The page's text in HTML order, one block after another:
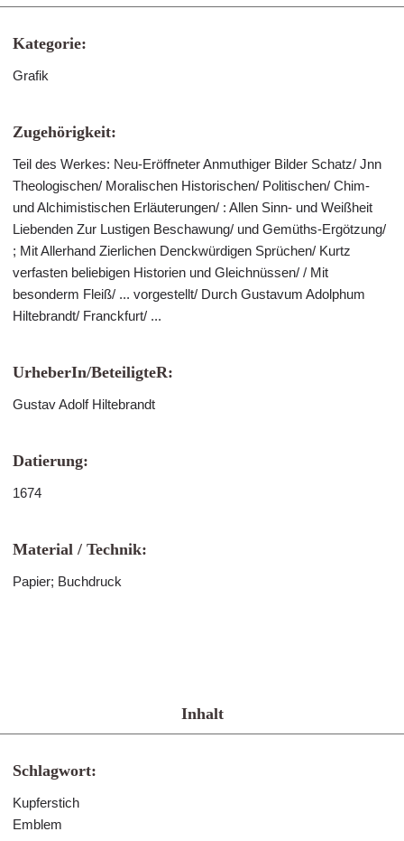
Kategorie:
Grafik
Zugehörigkeit:
Teil des Werkes: Neu-Eröffneter Anmuthiger Bilder Schatz/ Jnn
Theologischen/ Moralischen Historischen/ Politischen/ Chim-
und Alchimistischen Erläuterungen/ : Allen Sinn- und Weißheit
Liebenden Zur Lustigen Beschawung/ und Gemüths-Ergötzung/
; Mit Allerhand Zierlichen Denckwürdigen Sprüchen/ Kurtz
verfasten beliebigen Historien und Gleichnüssen/ / Mit
besonderm Fleiß/ ... vorgestellt/ Durch Gustavum Adolphum
Hiltebrandt/ Franckfurt/ ...
UrheberIn/BeteiligteR:
Gustav Adolf Hiltebrandt
Datierung:
1674
Material / Technik:
Papier; Buchdruck
Inhalt
Schlagwort:
Kupferstich
Emblem